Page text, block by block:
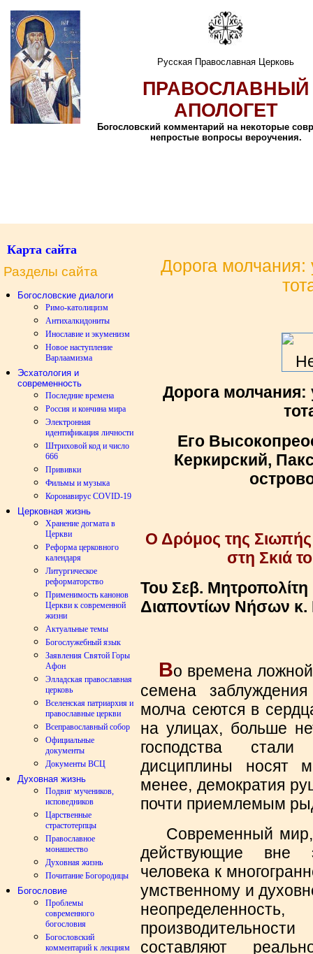
Русская Православная Церковь
ПРАВОСЛАВНЫЙ
АПОЛОГЕТ
Богословский комментарий на некоторые
непростые вопросы вероучения.
Карта сайта
Разделы сайта
Богословские диалоги
Римо-католицизм
Антихалкидониты
Инославие и экуменизм
Новое наступление
Варлаамизма
Эсхатология и
современность
Последние времена
Россия и кончина мира
Электронная
идентификация личности
Штриховой код и число
666
Прививки
Фильмы и музыка
Коронавирус COVID-19
Церковная жизнь
Хранение догмата в
Церкви
Реформа церковного
календаря
Литургическое
реформаторство
Применимость канонов
Церкви к современной
жизни
Актуальные темы
Богослужебный язык
Заявления Святой Горы
Афон
Элладская православная
церковь
Вселенская патриархия и
православные церкви
Всеправославный собор
Официальные
документы
Документы ВСЦ
Духовная жизнь
Подвиг мучеников,
исповедников
Царственные
страстотерпцы
Православное
монашество
Духовная жизнь
Почитание Богородицы
Богословие
Проблемы
современного
богословия
Богословский
комментарий к лекциям
Дорога молчания:
Дорога молчания:
Его
Керкирский,
Ο Δρόμος της
στη Σκιά
Του Σεβ.
Διαποντίων Νήσων κ.
Во времена
семена
молча сеются в
на улицах, больше
господства
дисциплины носят
менее, демократия
почти приемлемым
Современный мир,
действующие вне
человека к
умственному и
составляют